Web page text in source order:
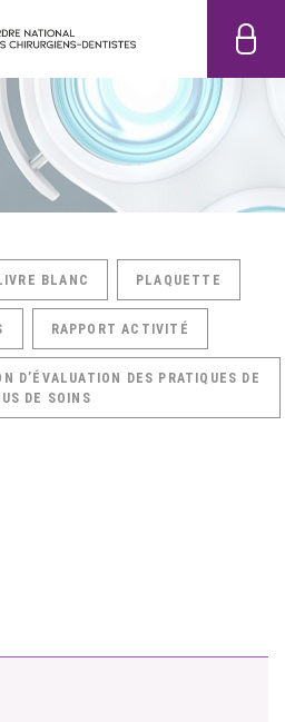
BLANC PLAQUETTE
RAPPORT ACTIVITÉ
D’ÉVALUATION DES PRATIQUES DE
DE SOINS